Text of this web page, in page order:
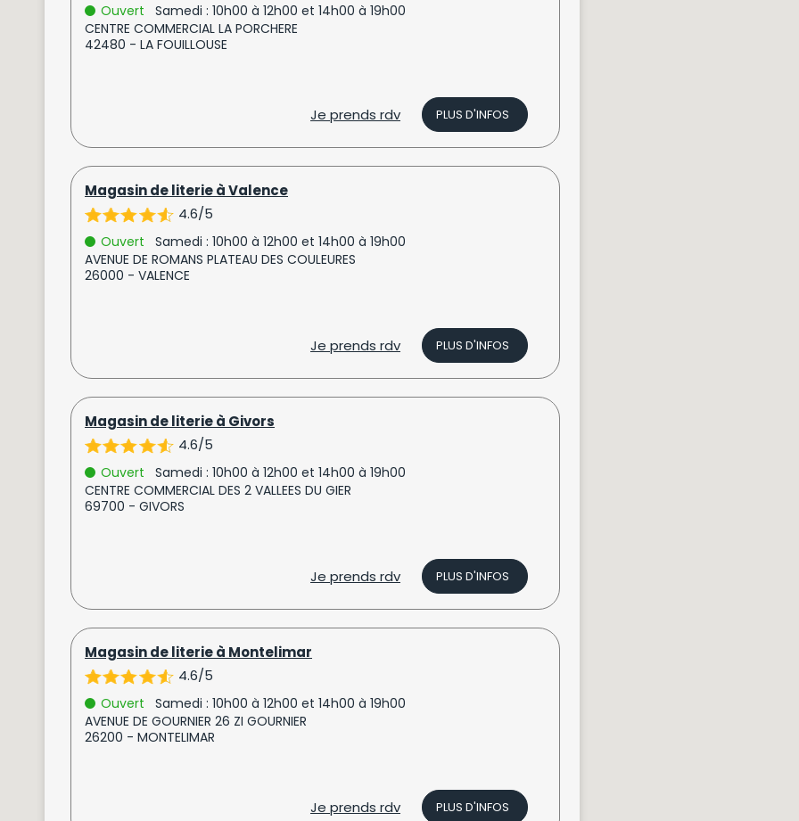
Ouvert
Samedi : 10h00 à 12h00 et 14h00 à 19h00
CENTRE COMMERCIAL LA PORCHERE
42480 - LA FOUILLOUSE
Je prends rdv PLUS D'INFOS
Magasin de literie à Valence
4.6/5
Ouvert
Samedi : 10h00 à 12h00 et 14h00 à 19h00
AVENUE DE ROMANS PLATEAU DES COULEURES
26000 - VALENCE
Je prends rdv PLUS D'INFOS
Magasin de literie à Givors
4.6/5
Ouvert
Samedi : 10h00 à 12h00 et 14h00 à 19h00
CENTRE COMMERCIAL DES 2 VALLEES DU GIER
69700 - GIVORS
Je prends rdv PLUS D'INFOS
Magasin de literie à Montelimar
4.6/5
Ouvert
Samedi : 10h00 à 12h00 et 14h00 à 19h00
AVENUE DE GOURNIER 26 ZI GOURNIER
26200 - MONTELIMAR
Je prends rdv PLUS D'INFOS